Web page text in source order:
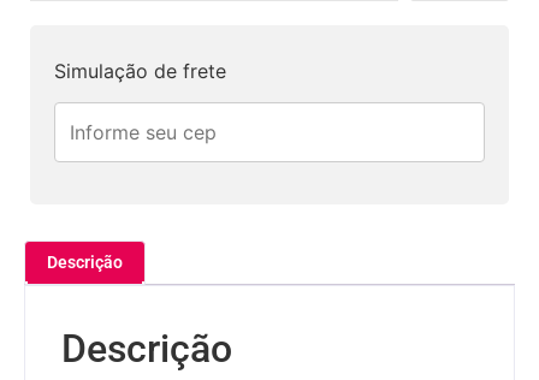
Simulação de frete
Descrição
Descrição